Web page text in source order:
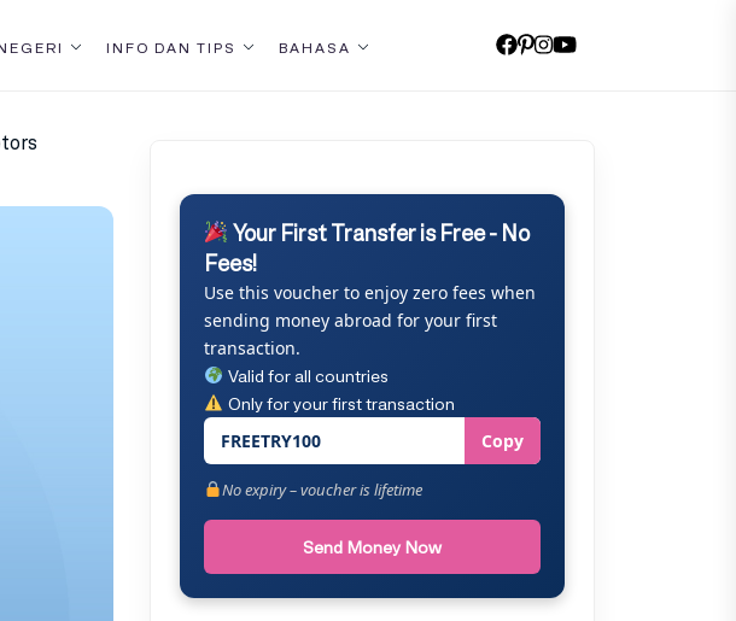
INFO DAN TIPS BAHASA
Your First Transfer is Free - No
Fees!
Use this voucher to enjoy zero fees when
sending money abroad for your first
transaction.
Valid for all countries
Only for your first transaction
FREETRY100 Copy
No expiry – voucher is lifetime
Send Money Now